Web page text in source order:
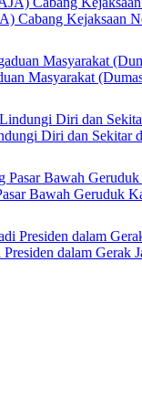
Cabang Kejaksaan
Masyarakat
Diri dan Sekitar
Bawah Geruduk
dalam Gerak